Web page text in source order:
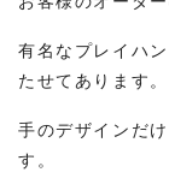
有名なプレイハ
たせてあります。
手のデザインだ
す。